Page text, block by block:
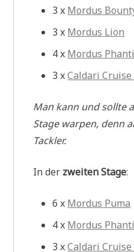
3 x Mordus
3 x Mordus Lion
4 x Mordus Phanti
3 xCaldari
Man kann und sollte
Stage warpen, denn
Tackler.
In der zweiten Stage:
6 x Mordus Puma
4 x Mordus Phanti
3 xCaldari